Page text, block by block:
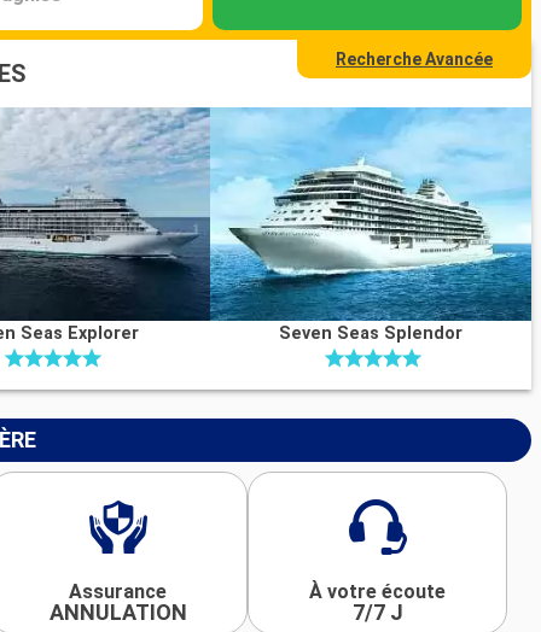
Recherche Avancée
Seas Explorer Seven Seas Splendor
Assurance
ANNULATION
À votre écoute
7/7 J